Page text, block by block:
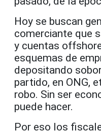
Hoy se buscan
comerciante que
y cuentas
esquemas de
depositando
partido, en ONG,
robo. Sin ser
puede hacer.
Por eso los